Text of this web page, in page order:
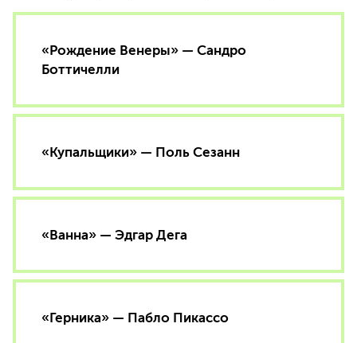
«Рождение Венеры» — Сандро
Боттичелли
«Купальщики» — Поль Сезанн
«Ванна» — Эдгар Дега
«Герника» — Пабло Пикассо